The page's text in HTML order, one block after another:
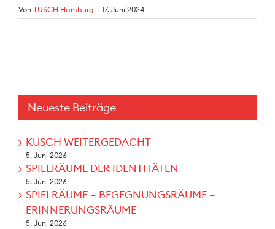
Von TUSCH Hamburg | 17. Juni 2024
Neueste Beiträge
KUSCH WEITERGEDACHT
5. Juni 2026
SPIELRÄUME DER IDENTITÄTEN
5. Juni 2026
SPIELRÄUME – BEGEGNUNGSRÄUME –
ERINNERUNGSRÄUME
5. Juni 2026